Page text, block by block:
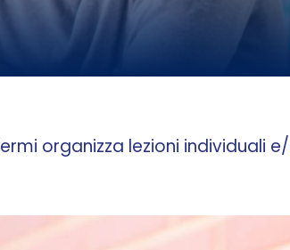
organizza lezioni